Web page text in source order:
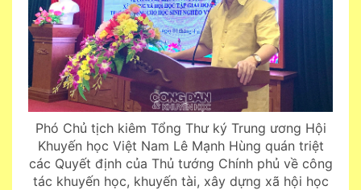
Phó Chủ tịch kiêm Tổng Thư ký Trung ương Hội
Khuyến học Việt Nam Lê Mạnh Hùng quán triệt
các Quyết định của Thủ tướng Chính phủ về công
tác khuyến học, khuyến tài, xây dựng xã hội học